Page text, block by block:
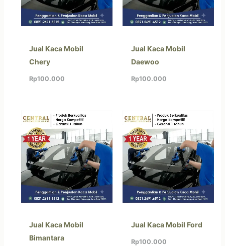
Jual Kaca Mobil
Chery
Rp100.000
Jual Kaca Mobil
Daewoo
Rp100.000
Jual Kaca Mobil
Bimantara
Jual Kaca Mobil Ford
Rp100.000